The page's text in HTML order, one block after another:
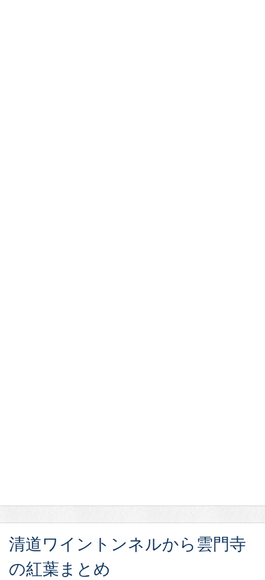
清道ワイントンネルから雲門寺
の紅葉まとめ